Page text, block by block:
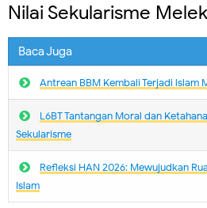
Nilai Sekularisme
Baca Juga
Antrean BBM Kembali Terjadi lslam
L6BT Tantangan Moral dan
Sekularisme
Refleksi HAN 2026: Mewujudkan
Islam